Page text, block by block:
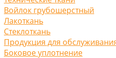
Войлок грубошерстный
Лакоткань
Стеклоткань
Продукция для
Боковое уплотнение